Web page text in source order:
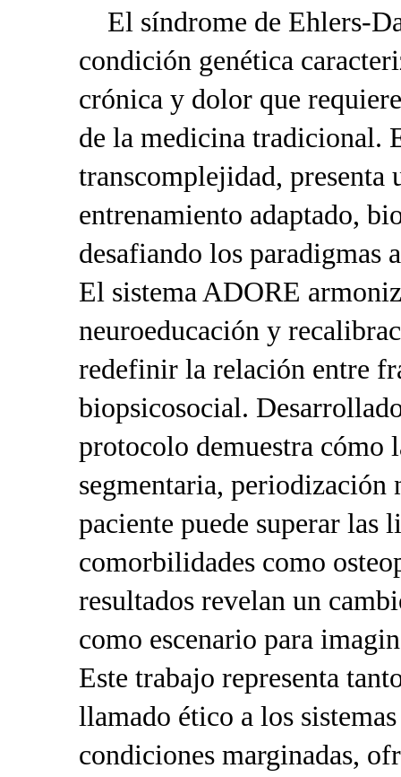
El síndrome de Ehlers-
condición genética
crónica y dolor que
de la medicina tradicional.
transcomplejidad,
entrenamiento adaptado,
desafiando los paradigmas
El sistema ADORE
neuroeducación y
redefinir la relación entre
biopsicosocial.
protocolo demuestra cómo
segmentaria,
paciente puede superar las
comorbilidades como
resultados revelan un
como escenario para
Este trabajo representa
llamado ético a los
condiciones marginadas,